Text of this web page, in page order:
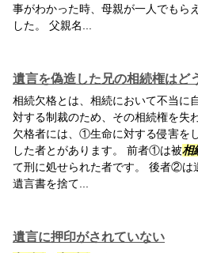
事がわかった時、母親が一人でもら
した。 父親名...
遺言を偽造した兄の相続権はど
相続欠格とは、相続において不当に
対する制裁のため、その相続権を失
欠格者には、①生命に対する侵害を
した者とがあります。 前者①は被相
て刑に処せられた者です。 後者②は
遺言書を捨て...
遺言に押印がされていない